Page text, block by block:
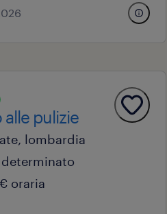
pulizie
lombardia
oraria